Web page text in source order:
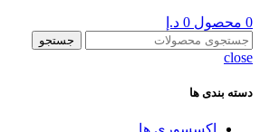
0 محصول 0 د.إ
جستجو
close
دسته بندی ها